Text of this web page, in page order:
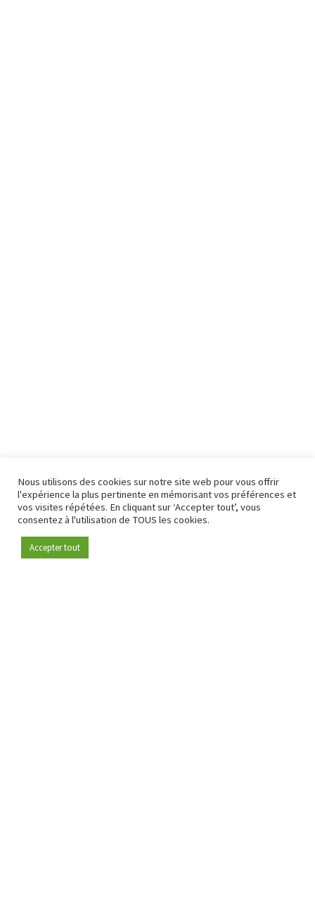
Devenez membre
Nous utilisons des cookies sur notre site web pour vous offrir
l'expérience la plus pertinente en mémorisant vos préférences et
vos visites répétées. En cliquant sur ‘Accepter tout’, vous
consentez à l'utilisation de TOUS les cookies.
Accepter tout